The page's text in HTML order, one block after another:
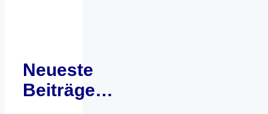
Neueste
Beiträge…